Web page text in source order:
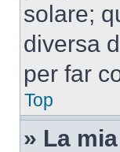
solare;
diversa
per far
Top
» La